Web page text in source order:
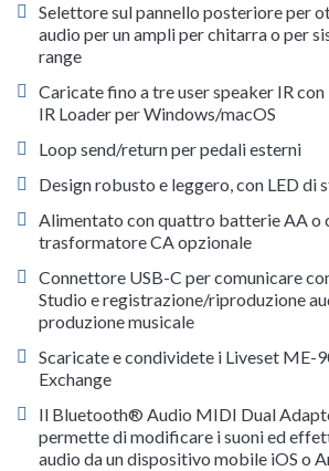
Selettore sul pannello posteriore per
audio per un ampli per chitarra o per
range
Caricate fino a tre user speaker IR
IR Loader per Windows/macOS
Loop send/return per pedali esterni
Design robusto e leggero, con LED di
Alimentato con quattro batterie AA o
trasformatore CA opzionale
Connettore USB-C per comunicare
Studio e registrazione/riproduzione
produzione musicale
Scaricate e condividete i Liveset ME-
Exchange
Il Bluetooth® Audio MIDI Dual
permette di modificare i suoni ed
audio da un dispositivo mobile iOS o